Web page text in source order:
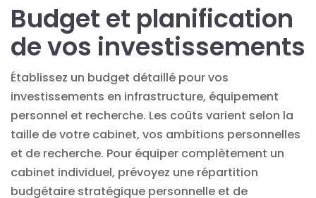
Budget et planification
de vos investissements
Établissez un budget détaillé pour vos
investissements en infrastructure, équipement
personnel et recherche. Les coûts varient selon la
taille de votre cabinet, vos ambitions personnelles
et de recherche. Pour équiper complètement un
cabinet individuel, prévoyez une répartition
budgétaire stratégique personnelle et de